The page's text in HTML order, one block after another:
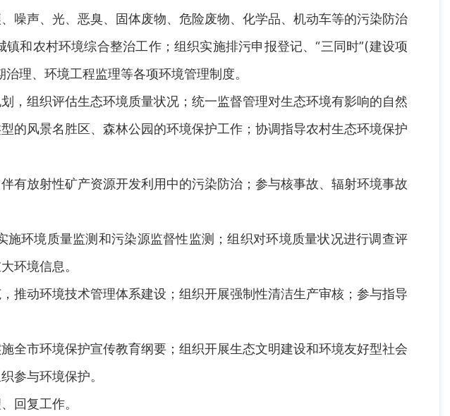
声、光、恶臭、固体废物、危险废物、化学品、机动车等的污染防治
和农村环境综合整治工作；组织实施排污申报登记、“三同时”(建设项
理、环境工程监理等各项环境管理制度。
组织评估生态环境质量状况；统一监督管理对生态环境有影响的自然
的风景名胜区、森林公园的环境保护工作；协调指导农村生态环境保护
放射性矿产资源开发利用中的污染防治；参与核事故、辐射环境事故
环境质量监测和污染源监督性监测；组织对环境质量状况进行调查评
环境信息。
动环境技术管理体系建设；组织开展强制性清洁生产审核；参与指导
市环境保护宣传教育纲要；组织开展生态文明建设和环境友好型社会
参与环境保护。
回复工作。